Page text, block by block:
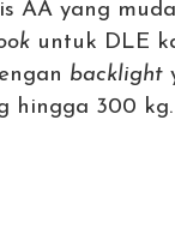
AA yang
untuk DLE
backlight
hingga 300 kg.